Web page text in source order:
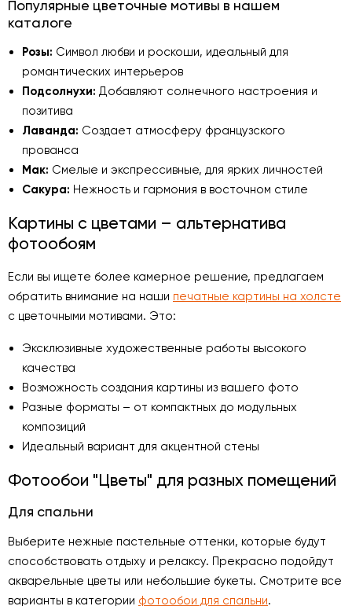
Популярные цветочные мотивы в нашем
каталоге
Розы: Символ любви и роскоши, идеальный для
романтических интерьеров
Подсолнухи: Добавляют солнечного настроения и
позитива
Лаванда: Создает атмосферу французского
прованса
Мак: Смелые и экспрессивные, для ярких личностей
Сакура: Нежность и гармония в восточном стиле
Картины с цветами – альтернатива
фотообоям
Если вы ищете более камерное решение, предлагаем
обратить внимание на наши печатные картины на холсте
с цветочными мотивами. Это:
Эксклюзивные художественные работы высокого
качества
Возможность создания картины из вашего фото
Разные форматы – от компактных до модульных
композиций
Идеальный вариант для акцентной стены
Фотообои "Цветы" для разных помещений
Для спальни
Выберите нежные пастельные оттенки, которые будут
способствовать отдыху и релаксу. Прекрасно подойдут
акварельные цветы или небольшие букеты. Смотрите все
варианты в категории фотообои для спальни.